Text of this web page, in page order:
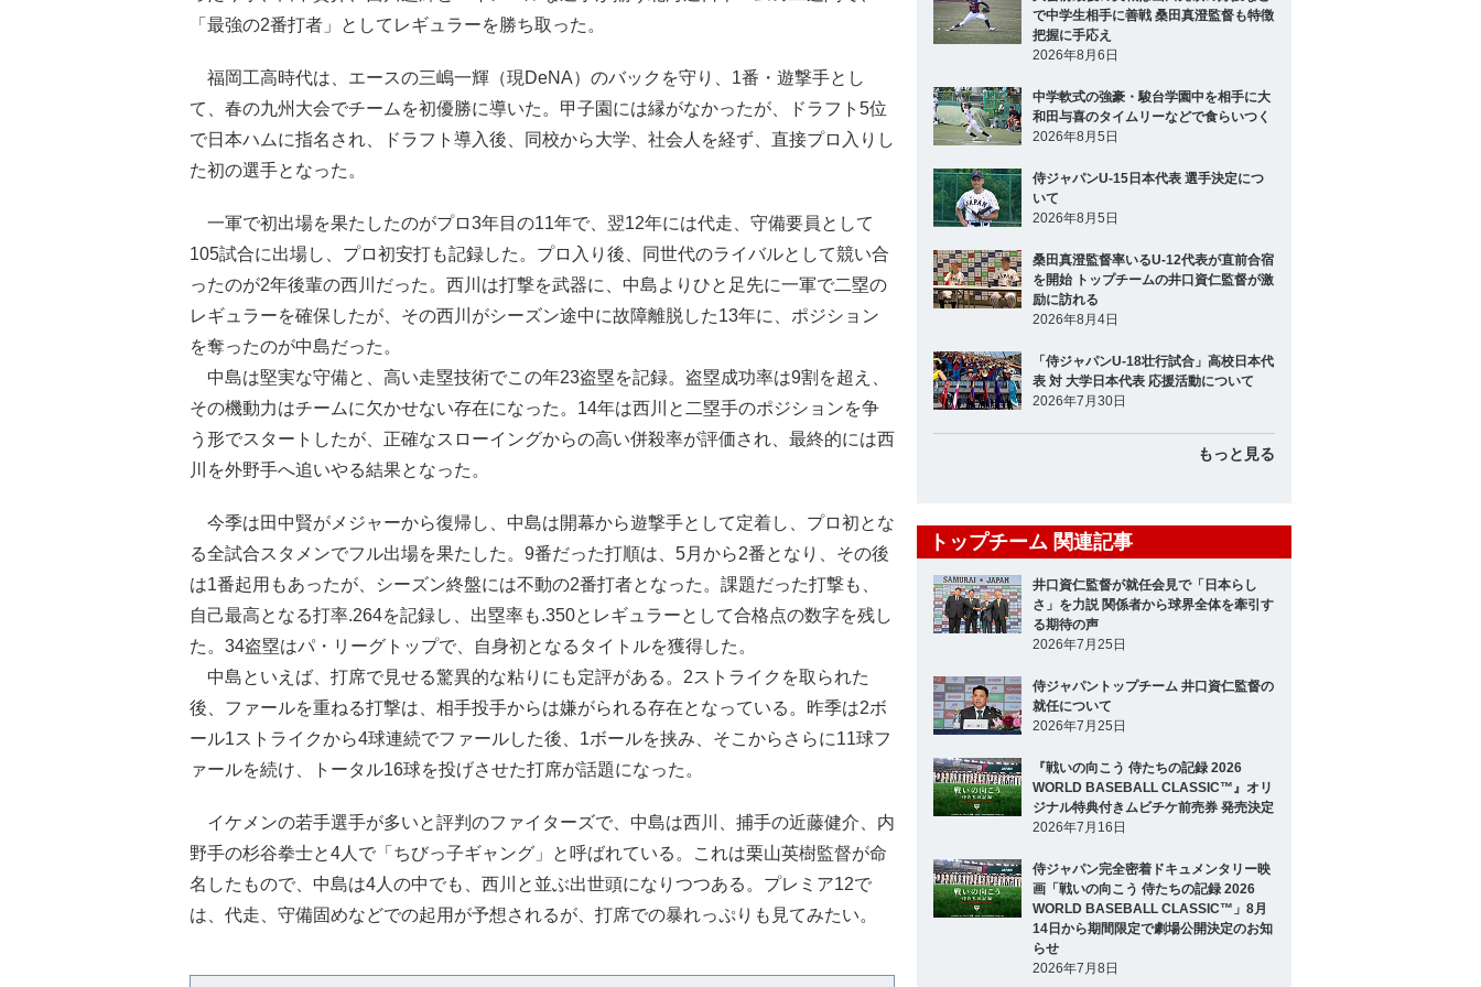
「最強の2番打者」としてレギュラーを勝ち取った。
福岡工高時代は、エースの三嶋一輝（現DeNA）のバックを守り、1番・遊撃手とし
て、春の九州大会でチームを初優勝に導いた。甲子園には縁がなかったが、ドラフト5位
で日本ハムに指名され、ドラフト導入後、同校から大学、社会人を経ず、直接プロ入りし
た初の選手となった。
一軍で初出場を果たしたのがプロ3年目の11年で、翌12年には代走、守備要員として
105試合に出場し、プロ初安打も記録した。プロ入り後、同世代のライバルとして競い合
ったのが2年後輩の西川だった。西川は打撃を武器に、中島よりひと足先に一軍で二塁の
レギュラーを確保したが、その西川がシーズン途中に故障離脱した13年に、ポジション
を奪ったのが中島だった。
中島は堅実な守備と、高い走塁技術でこの年23盗塁を記録。盗塁成功率は9割を超え、
その機動力はチームに欠かせない存在になった。14年は西川と二塁手のポジションを争
う形でスタートしたが、正確なスローイングからの高い併殺率が評価され、最終的には西
川を外野手へ追いやる結果となった。
今季は田中賢がメジャーから復帰し、中島は開幕から遊撃手として定着し、プロ初とな
る全試合スタメンでフル出場を果たした。9番だった打順は、5月から2番となり、その後
は1番起用もあったが、シーズン終盤には不動の2番打者となった。課題だった打撃も、
自己最高となる打率.264を記録し、出塁率も.350とレギュラーとして合格点の数字を残し
た。34盗塁はパ・リーグトップで、自身初となるタイトルを獲得した。
中島といえば、打席で見せる驚異的な粘りにも定評がある。2ストライクを取られた
後、ファールを重ねる打撃は、相手投手からは嫌がられる存在となっている。昨季は2ボ
ール1ストライクから4球連続でファールした後、1ボールを挟み、そこからさらに11球フ
ァールを続け、トータル16球を投げさせた打席が話題になった。
イケメンの若手選手が多いと評判のファイターズで、中島は西川、捕手の近藤健介、内
野手の杉谷拳士と4人で「ちびっ子ギャング」と呼ばれている。これは栗山英樹監督が命
名したもので、中島は4人の中でも、西川と並ぶ出世頭になりつつある。プレミア12で
は、代走、守備固めなどでの起用が予想されるが、打席での暴れっぷりも見てみたい。
で中学生相手に善戦 桑田真澄監督も特徴
把握に手応え
2026年8月6日
中学軟式の強豪・駿台学園中を相手に大
和田与喜のタイムリーなどで食らいつく
2026年8月5日
侍ジャパンU-15日本代表 選手決定につ
いて
2026年8月5日
桑田真澄監督率いるU-12代表が直前合宿
を開始 トップチームの井口資仁監督が激
励に訪れる
2026年8月4日
「侍ジャパンU-18壮行試合」高校日本代
表 対 大学日本代表 応援活動について
2026年7月30日
もっと見る
トップチーム 関連記事
井口資仁監督が就任会見で「日本らし
さ」を力説 関係者から球界全体を牽引す
る期待の声
2026年7月25日
侍ジャパントップチーム 井口資仁監督の
就任について
2026年7月25日
『戦いの向こう 侍たちの記録 2026
WORLD BASEBALL CLASSIC™』オリ
ジナル特典付きムビチケ前売券 発売決定
2026年7月16日
侍ジャパン完全密着ドキュメンタリー映
画「戦いの向こう 侍たちの記録 2026
WORLD BASEBALL CLASSIC™」8月
14日から期間限定で劇場公開決定のお知
らせ
2026年7月8日